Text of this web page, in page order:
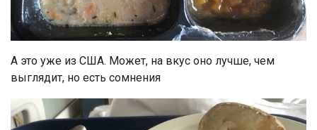
А это уже из США. Может, на вкус оно лучше, чем
выглядит, но есть сомнения